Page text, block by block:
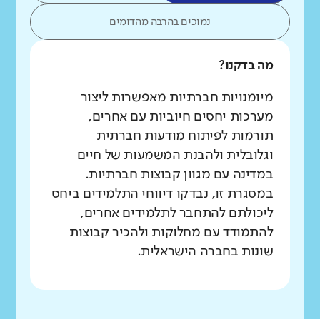
נמוכים בהרבה מהדומים
מה בדקנו?
מיומנויות חברתיות מאפשרות ליצור
מערכות יחסים חיוביות עם אחרים,
תורמות לפיתוח מודעות חברתית
וגלובלית ולהבנת המשמעות של חיים
במדינה עם מגוון קבוצות חברתיות.
במסגרת זו, נבדקו דיווחי התלמידים ביחס
ליכולתם להתחבר לתלמידים אחרים,
להתמודד עם מחלוקות ולהכיר קבוצות
שונות בחברה הישראלית.